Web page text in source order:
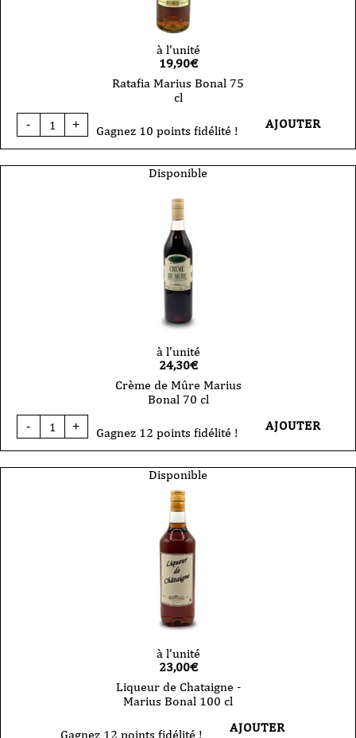
à l'unité
19,90€
Ratafia Marius Bonal 75
cl
-
quantité
de
Bonal
+ Gagnez 10 points fidélité ! AJOUTER
Disponible
à l'unité
24,30€
Crème de Mûre Marius
Bonal 70 cl
-
quantité
de
Mûre
+ Gagnez 12 points fidélité ! AJOUTER
Disponible
à l'unité
23,00€
Liqueur de Chataigne -
Marius Bonal 100 cl
Gagnez 12 points fidélité ! AJOUTER